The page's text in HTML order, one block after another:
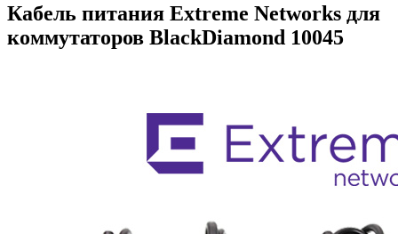
Кабель питания Extreme Networks для
коммутаторов BlackDiamond 10045